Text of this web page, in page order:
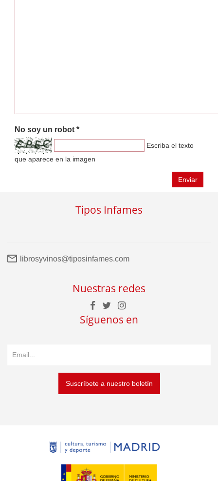
No soy un robot *
Escriba el texto
que aparece en la imagen
Enviar
Tipos Infames
librosyvinos@tiposinfames.com
Nuestras redes
Síguenos en
Suscríbete a nuestro boletín